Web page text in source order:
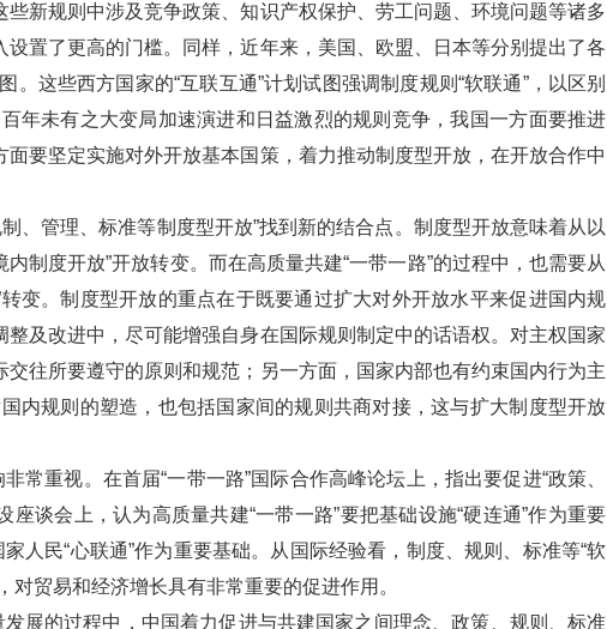
新规则中涉及竞争政策、知识产权保护、劳工问题、环境问题等诸多
置了更高的门槛。同样，近年来，美国、欧盟、日本等分别提出了各
。这些西方国家的“互联互通”计划试图强调制度规则“软联通”，以区别
年未有之大变局加速演进和日益激烈的规则竞争，我国一方面要推进
要坚定实施对外开放基本国策，着力推动制度型开放，在开放合作中
、管理、标准等制度型开放”找到新的结合点。制度型开放意味着从以
制度开放”开放转变。而在高质量共建“一带一路”的过程中，也需要从
变。制度型开放的重点在于既要通过扩大对外开放水平来促进国内规
及改进中，尽可能增强自身在国际规则制定中的话语权。对主权国家
往所要遵守的原则和规范；另一方面，国家内部也有约束国内行为主
内规则的塑造，也包括国家间的规则共商对接，这与扩大制度型开放
常重视。在首届“一带一路”国际合作高峰论坛上，指出要促进“政策、
座谈会上，认为高质量共建“一带一路”要把基础设施“硬连通”作为重要
人民“心联通”作为重要基础。从国际经验看，制度、规则、标准等“软
贸易和经济增长具有非常重要的促进作用。
展的过程中，中国着力促进与共建国家之间理念、政策、规则、标准